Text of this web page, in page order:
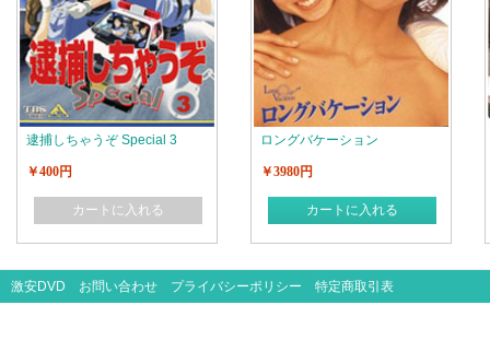
逮捕しちゃうぞ Special 3
￥400円
カートに入れる
ロングバケーション
￥3980円
カートに入れる
激安DVD お問い合わせ プライバシーポリシー 特定商取引表